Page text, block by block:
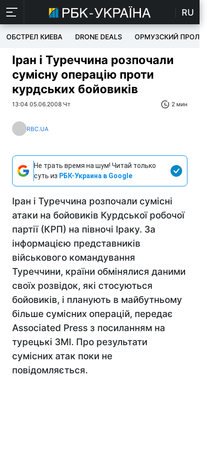
RU
ОБСТРЕЛ КИЕВА DRONE DEALS ОРМУЗСКИЙ ПРОЛИВ
Іран і Туреччина розпочали
сумісну операцію проти
курдських бойовиків
13:04 05.06.2008 Чт 2 мин
RBC.UA
Не трать время на шум! Читай только
суть из РБК-Украина в Google
Іран і Туреччина розпочали сумісні
атаки на бойовиків Курдської робочої
партії (КРП) на півночі Іраку. За
інформацією представників
військового командування
Туреччини, країни обмінялися даними
своїх розвідок, які стосуються
бойовиків, і планують в майбутньому
більше сумісних операцій, передає
Associated Press з посиланням на
турецькі ЗМІ. Про результати
сумісних атак поки не
повідомляється.